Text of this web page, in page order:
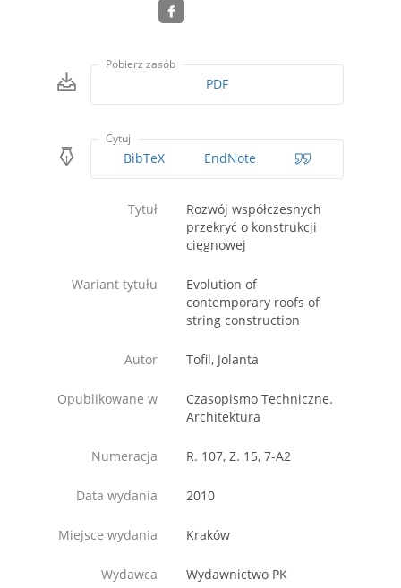
Pobierz zasób
PDF
Cytuj
BibTeX EndNote
Tytuł
Rozwój współczesnych
przekryć o konstrukcji
cięgnowej
Wariant tytułu
Evolution of
contemporary roofs of
string construction
Autor Tofil, Jolanta
Opublikowane w
Czasopismo Techniczne.
Architektura
Numeracja R. 107, Z. 15, 7-A2
Data wydania 2010
Miejsce wydania Kraków
Wydawca Wydawnictwo PK